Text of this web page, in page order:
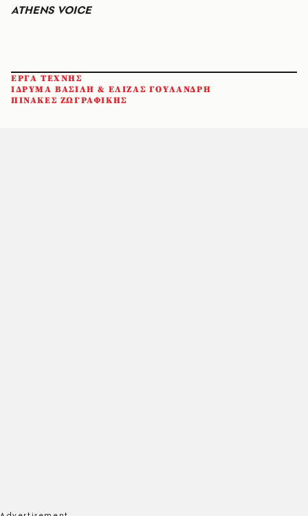
ATHENS VOICE
ΕΡΓΑ ΤΕΧΝΗΣ
ΙΔΡΥΜΑ ΒΑΣΙΛΗ & ΕΛΙΖΑΣ ΓΟΥΛΑΝΔΡΗ
ΠΙΝΑΚΕΣ ΖΩΓΡΑΦΙΚΗΣ